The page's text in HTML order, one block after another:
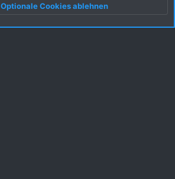
S
Oben Unten
Optionale Cookies ablehnen